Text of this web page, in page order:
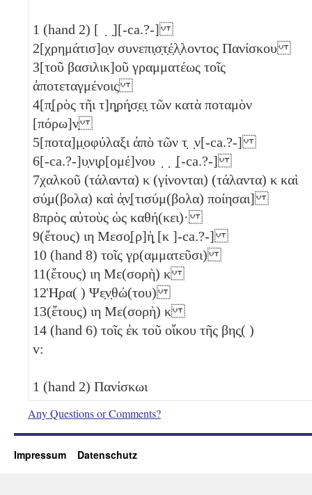
1 (hand 2) [ ̣ ̣][-ca.?-]
2[χρημάτισ]ο̣ν συνεπι̣σ̣τ̣έ̣λ̣λοντος Πανίσκου
3[τοῦ βασιλικ]οῦ γραμματέως τοῖς
ἀποτεταγμένοις
4[π̣[ρὸς τῆι τ]η̣ρή̣σ̣ε̣ι̣ τῶν κατὰ ποταμὸν
[πόρω]ν̣
5[ποτα]μ̣οφύλαξι ἀπὸ τῶν τ̣ ̣ν[-ca.?-]
6[-ca.?-]υ̣νι̣ρ[ομέ]νου ̣ ̣ ̣[-ca.?-]
7χαλκοῦ (τάλαντα) κ (γίνονται) (τάλαντα) κ καὶ
σύ̣μ(βολα) καὶ ἀ̣ν̣[τισύμ(βολα) ποίησαι]
8πρὸς αὐτοὺς ὡς καθή(κει)·
9(ἔτους) ιη Μεσο̣[ρ]ὴ̣ [κ ]-ca.?-]
10 (hand 8) τοῖς γρ(αμματεῦσι)
11(ἔτους) ιη Με(σορὴ) κ
12Ἡ̣ρα( ) Ψε̣ν̣θώ(του)
13(ἔτους) ιη Με(σορὴ) κ
14 (hand 6) τοῖς ἐκ τοῦ οἴκου τῆς βης̣( )
v:
1 (hand 2) Πανίσκωι
Any Questions or Comments?
Impressum Datenschutz